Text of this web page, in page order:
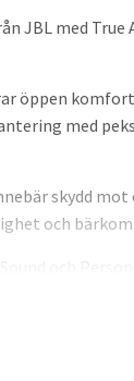
JBL med
öppen
med
skydd
och